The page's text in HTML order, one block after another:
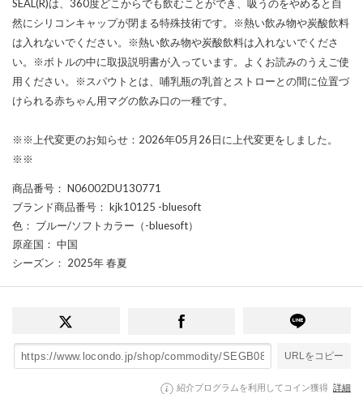
SEAL(R)は、360度どこからでも飲むことができ、吸うのをやめると自
然にシリコンキャップが閉まる特殊技術です。※熱い飲み物や炭酸飲料
は入れないでください。※熱い飲み物や炭酸飲料は入れないでくださ
い。※ボトルの中に取扱説明書が入っています。よくお読みのうえご使
用ください。※スパウトとは、哺乳瓶の乳首とストローとの間に位置づ
けられる赤ちゃん用マグの飲み口の一種です。
※※上代変更のお知らせ：2026年05月26日に上代変更をしました。
※※
商品番号 ： N06002DU130771
ブランド商品番号 ： kjk10125 -bluesoft
色 ： ブルー/ソフトカラー（-bluesoft）
原産国 ： 中国
シーズン ： 2025年 春夏
URLをコピー
紹介プログラムを利用してコイン獲得 詳細